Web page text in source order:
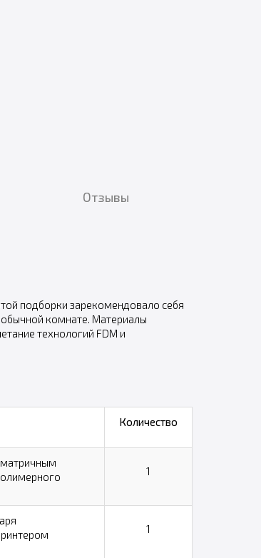
Отзывы
подборки зарекомендовало себя
комнате. Материалы
технологий FDM и
Количество
1
1